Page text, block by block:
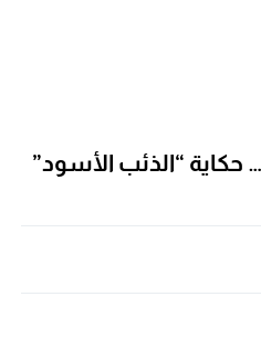
“الذئب الأسود”